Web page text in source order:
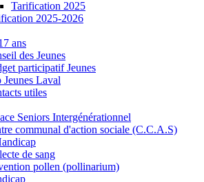
Tarification 2025
2025-2026
ans
des Jeunes
participatif Jeunes
Jeunes Laval
utiles
Seniors Intergénérationnel
communal d'action sociale (C.C.A.S)
de sang
pollen (pollinarium)